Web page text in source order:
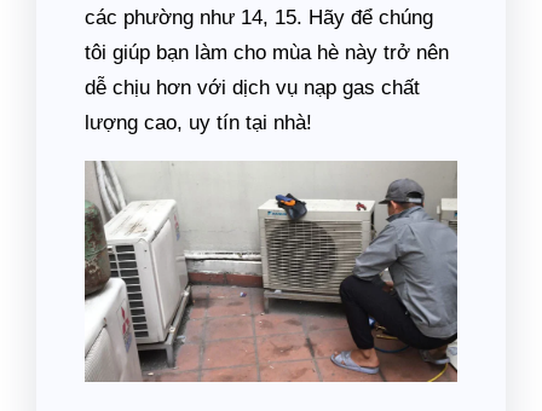
các phường như 14, 15. Hãy để chúng
tôi giúp bạn làm cho mùa hè này trở nên
dễ chịu hơn với dịch vụ nạp gas chất
lượng cao, uy tín tại nhà!